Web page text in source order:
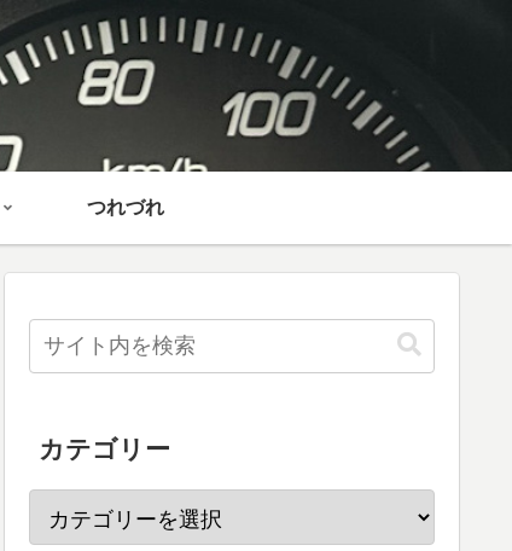
つれづれ
カテゴリー